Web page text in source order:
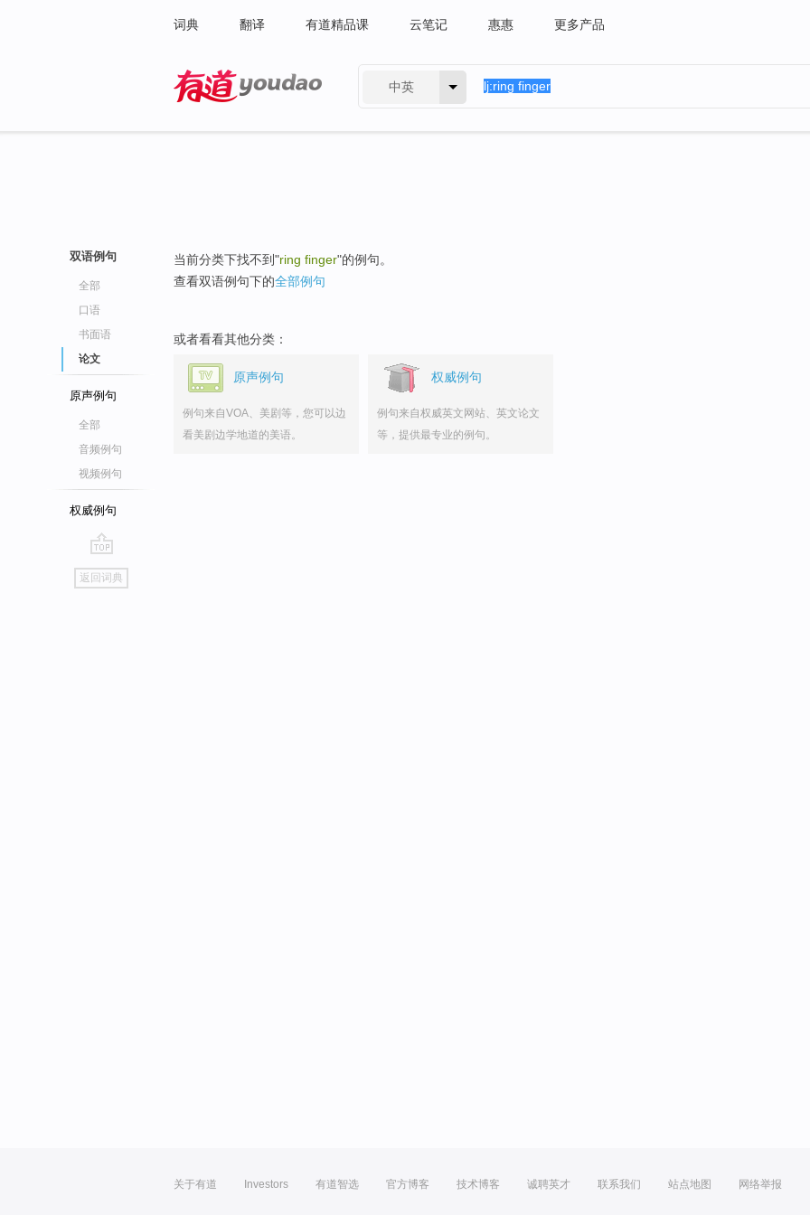
词典 翻译 有道精品课 云笔记 惠惠 更多产品
中英
双语例句
全部
口语
书面语
论文
原声例句
全部
音频例句
视频例句
权威例句
go
top
返回词典
当前分类下找不到"ring finger"的例句。
查看双语例句下的全部例句
或者看看其他分类：
原声例句
例句来自VOA、美剧等，您可以边
看美剧边学地道的美语。
权威例句
例句来自权威英文网站、英文论文
等，提供最专业的例句。
关于有道 Investors 有道智选 官方博客 技术博客 诚聘英才 联系我们 站点地图 网络举报